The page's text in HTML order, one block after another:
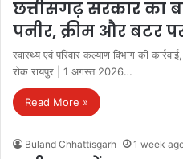
छत्तीसगढ़ सरकार का
पनीर, क्रीम और बटर
स्वास्थ्य एवं परिवार कल्याण विभाग की
रोक रायपुर | 1 अगस्त 2026…
Read More »
Buland Chhattisgarh 1 week